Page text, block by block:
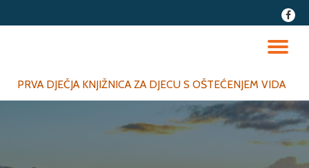
fa-
PRVA DJEČJA KNJIŽNICA ZA DJECU S OŠTEĆENJEM VIDA